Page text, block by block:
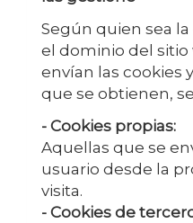
Según quien sea
el dominio del
envían las cookies
que se obtienen,
- Cookies propias:
Aquellas que se
usuario desde la
visita.
- Cookies de